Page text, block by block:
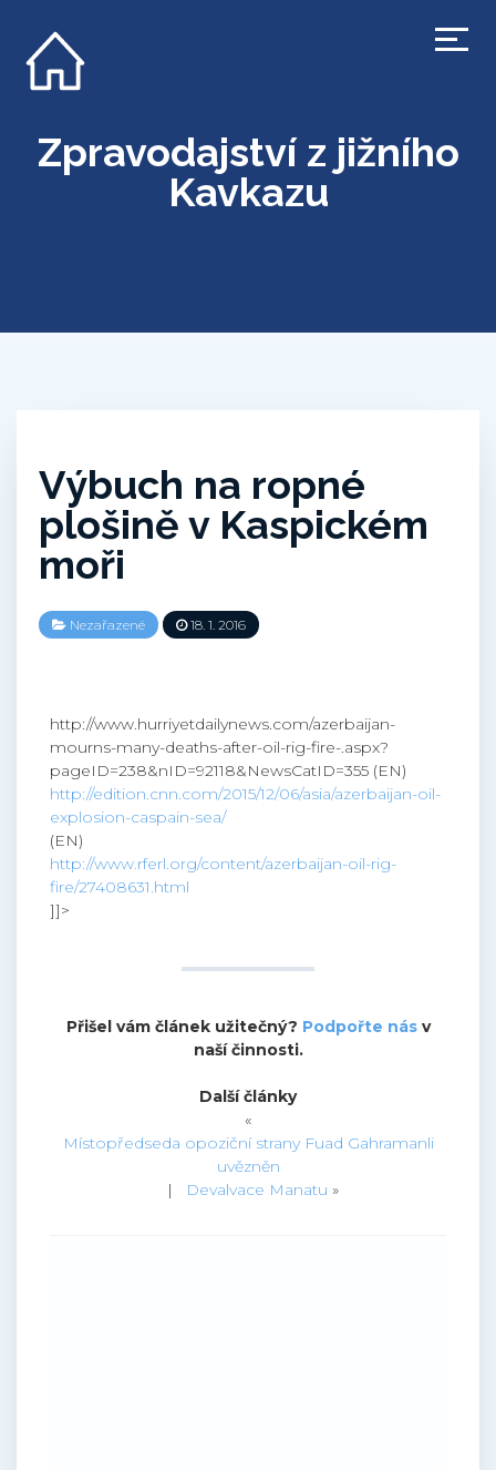
Zpravodajství z jižního
Kavkazu
Výbuch na ropné
plošině v Kaspickém
moři
Nezařazené 18. 1. 2016
http://www.hurriyetdailynews.com/azerbaijan-
mourns-many-deaths-after-oil-rig-fire-.aspx?
pageID=238&nID=92118&NewsCatID=355 (EN)
http://edition.cnn.com/2015/12/06/asia/azerbaijan-oil-
explosion-caspain-sea/
(EN)
http://www.rferl.org/content/azerbaijan-oil-rig-
fire/27408631.html
]]>
Přišel vám článek užitečný? Podpořte násv
naší činnosti.
Další články
«
Místopředseda opoziční strany Fuad Gahramanli
uvězněn
|
Devalvace Manatu »